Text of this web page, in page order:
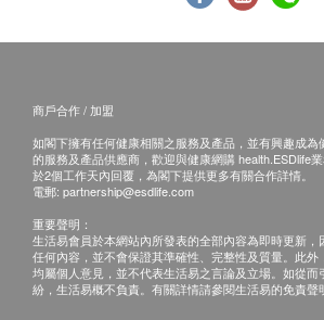
代謝，透過揉捏按摩軟化脂肪。
而EMS則可收緊同鍛煉脂肪下嘅
效果之外，仲可以改善淋巴循！
水設計，最好一邊浸浴一邊按摩！
肚腩仔講ByeBye！
產品規格
3個工作天內按下列方式聯絡健康網
商戶合作 / 加盟
如閣下擁有任何健康相關之服務及產品，並有興趣成為
的服務及產品供應商，歡迎與健康網購 health.ESDlife
於2個工作天內回覆，為閣下提供更多有關合作詳情。
電郵: partnership@esdlife.com
重要聲明：
生活易會員於本網站內所發表的全部內容為即時更新，
任何內容，並不會保證其準確性、完整性及質量。此外
均屬個人意見，並不代表生活易之言論及立場。如從而
紛，生活易概不負責。有關詳情請參閱生活易的免責聲